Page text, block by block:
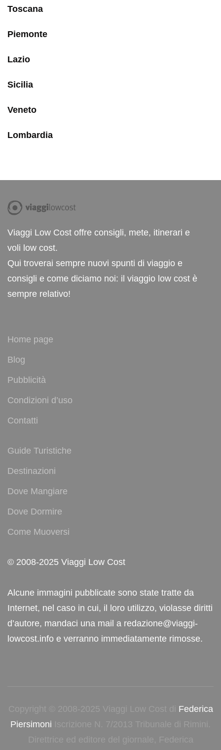
Toscana
Piemonte
Lazio
Sicilia
Veneto
Lombardia
Viaggi Low Cost offre consigli, mete, itinerari e
voli low cost.
Qui troverai sempre nuovi spunti di viaggio e
consigli e come diciamo noi: il viaggio low cost è
sempre relativo!
Home page
Blog
Pubblicità
Condizioni d’uso
Contatti
Guide Turistiche
Destinazioni
Dove Mangiare
Dove Dormire
Come Muoversi
© 2008-2025 Viaggi Low Cost
Alcune immagini pubblicate sono state tratte da
Internet, nel caso in cui, il loro utilizzo, violasse diritti
d’autore, mandaci una mail a redazione@viaggi-
lowcost.info e verranno immediatamente rimosse.
Copyright © 2008-2025 Viaggi Low Cost di Federica
Piersimoni Iscrizione N. 7/2013 Tribunale di Rimini.
Direttrice ed editore del giornale, Federica